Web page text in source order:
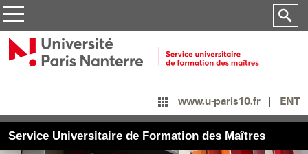
www.u-paris10.fr ENT
Service Universitaire de Formation des Maîtres